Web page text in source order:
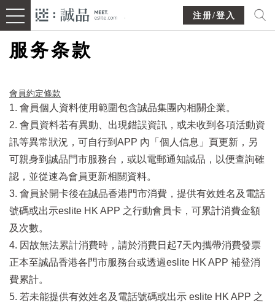
注册/登入
服务条款
會員約定條款​
1. 會員個人資料使用範圍包含誠品集團內相關企業。
2. 會員資料若有異動、出現錯誤資訊，或未收到各項活動資
訊等異常狀況，可自行到APP 內「個人信息」頁更新，另
可親身到誠品門市服務台，或以電郵通知誠品，以便查詢確
認，並從速為會員更新相關資料。
3. 會員於開卡後在誠品香港門市消費，提供有效姓名及電話
號碼或出示eslite HK APP 之行動會員卡，可累計消費金額
及次數。
4. 因故無法累計消費時，請於消費日起7天內攜帶消費發票
正本至誠品香港各門市服務台或透過eslite HK APP 補登消
費累計。
5. 若未能提供有效姓名及電話號碼或出示 eslite HK APP 之